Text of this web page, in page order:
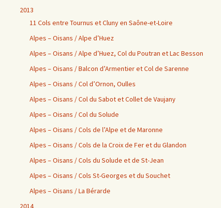
2013
11 Cols entre Tournus et Cluny en Saône-et-Loire
Alpes – Oisans / Alpe d’Huez
Alpes – Oisans / Alpe d’Huez, Col du Poutran et Lac Besson
Alpes – Oisans / Balcon d’Armentier et Col de Sarenne
Alpes – Oisans / Col d’Ornon, Oulles
Alpes – Oisans / Col du Sabot et Collet de Vaujany
Alpes – Oisans / Col du Solude
Alpes – Oisans / Cols de l’Alpe et de Maronne
Alpes – Oisans / Cols de la Croix de Fer et du Glandon
Alpes – Oisans / Cols du Solude et de St-Jean
Alpes – Oisans / Cols St-Georges et du Souchet
Alpes – Oisans / La Bérarde
2014